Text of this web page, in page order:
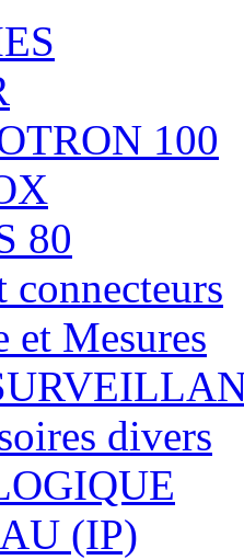
100
80
connecteurs
et Mesures
divers
(IP)